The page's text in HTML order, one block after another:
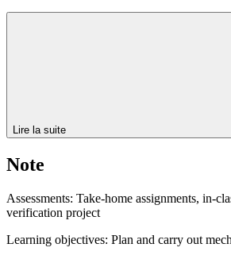
Lire la suite
Note
Assessments: Take-home assignments, in-
verification project
Learning objectives: Plan and carry out